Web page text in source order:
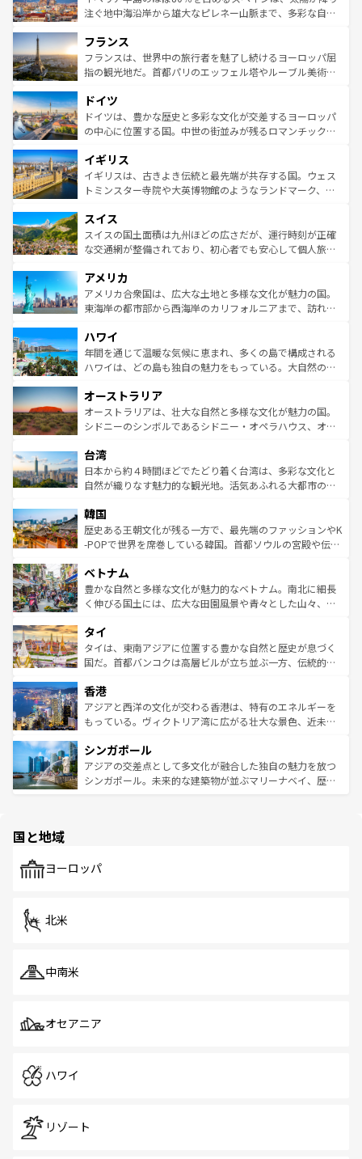
ピザやパスタなど、絶品のイタリア料理を堪能することも
ませてくれるイタリアで、忘れられない旅をしてみよう！
なお、新着のイタリア情報はコンテンツ一覧 を参照してほ
しい。
注ぐ地中海沿岸から雄大なピレネー山脈まで、多彩な自然
文化が根付くこの国では、情熱的なフラメンコ、熱気あふ
れる闘牛、そして美味しいタパスが生活の一部となってい
る。首都マドリードの洗練された雰囲気や、バルセロナの
の城塞都市、穏やかなビーチリゾートまで多彩な表情を見
せる。地方によって風土や気候が異なるスペインはその個
性で訪れる人を魅了する。 なお、新着のスペイン情報はコ
フランス
フランスは、世界中の旅行者を魅了し続けるヨーロッパ屈
指の観光地だ。首都パリのエッフェル塔やルーブル美術館
で、幅広い魅力が詰まっている。華麗な宮殿、歴史的な大
聖堂、美しいビーチ、そして豊かな自然が、訪れる者を心
から魅了する。また、フランスは美食の国としても知ら
いる。シャンパンの発祥地であるランス、プロヴァンスの
香り高いラベンダー畑など、多彩な楽しみ方が可能だ。さ
らに、パリ以外の地域にも魅力が溢れており、どの街角に
れる地方に足を運ぶとそれぞれで全く異なる文化を体験で
きるだろう。 なお、新着のフランス情報はコンテンツ一覧
を参照してほしい。
ドイツ
ドイツは、豊かな歴史と多彩な文化が交差するヨーロッパ
の中心に位置する国。中世の街並みが残るロマンチック街
顔を持つこの国は、どこを歩いても飽きることがない。ベ
ルリンの文化的活気、バイエルン州のアルプスの絶景、そ
してライン川沿いのワイン畑といった風景は必見。ビール
は、お酒好きな人にはぜひ体験してほしい。 なお、新着の
ドイツ情報はコンテンツ一覧を参照してほしい。
イギリス
イギリスは、古きよき伝統と最先端が共存する国。ウェス
トミンスター寺院や大英博物館のようなランドマーク、歴
リアごとに異なる魅力がある。また、優雅なアフタヌーン
ティー、ビール好きにはたまらない英国パブ、サッカー観
戦など、本場だからこそできる体験も豊富。イギリスを旅
ンツ一覧を参照してほしい。
スイス
スイスの国土面積は九州ほどの広さだが、運行時刻が正確
な交通網が整備されており、初心者でも安心して個人旅行
の建物がそのまま残る町や、スイスならではのユニークな
博物館もあり、アルプス観光だけでなく町歩きも満喫する
ことができる。国民の所得が高いため物価も高いが、旅行
ば市内交通費無料で観光を楽しむこともできる。 なお、新
着のスイス情報はコンテンツ一覧 を参照してほしい。
アメリカ
アメリカ合衆国は、広大な土地と多様な文化が魅力の国。
東海岸の都市部から西海岸のカリフォルニアまで、訪れる
のような巨大都市は、観光、ショッピング、エンターテイ
ンメントが詰まった刺激的なスポットだ。一方、アメリカ
西部には大自然が広がり、グランドキャニオンやイエロー
部のニューオーリンズでは、音楽と美食が融合した独特の
文化が魅力。旅行者はアメリカの各地域で異なる魅力を楽
しみながら、その多様性と豊かな歴史を感じることができ
ならではの贅沢な旅のスタイルだ。 なお、新着のアメリカ
情報はコンテンツ一覧を参照してほしい。
ハワイ
年間を通じて温暖な気候に恵まれ、多くの島で構成される
ハワイは、どの島も独自の魅力をもっている。大自然の神
ワイ島は見逃せない。また、定番の観光地といえばオアフ
島だが、静かな自然を求めるならマウイ島やカウアイ島が
おすすめ。エメラルドグリーンに輝く海をはじめ、豊かな
れるおもてなしの心で訪れる人々を迎えてくれるハワイの
人々、おいしいローカルフードやハワイアンミュージッ
ク、伝統的なフラダンスなど、すべてがハワイの魅力を彩
ワイを、存分に味わってほしい。 なお、新着のハワイ情報
はコンテンツ一覧を参照してほしい。
オーストラリア
オーストラリアは、壮大な自然と多様な文化が魅力の国。
シドニーのシンボルであるシドニー・オペラハウス、オー
リアリーフや大陸中央部にそびえるウルル（エアーズロッ
ク）、タスマニアの美しい原生林やケアンズの熱帯雨林な
ど、見どころがたくさん。また、カフェやワイン、オージ
いる。アクティビティも充実しており、サーフィンやダイ
ビング、ハイキングなど、アウトドア好きにはたまらな
い。オーストラリアの多彩な魅力を存分に味わいつくそ
参照してほしい。
台湾
日本から約４時間ほどでたどり着く台湾は、多彩な文化と
自然が織りなす魅力的な観光地。活気あふれる大都市の台
ン）、静ひつな山岳地帯である台湾東部など、都市の喧騒
と山間の静けさが共存しており、訪れる人に新しい発見と
驚きをもたらしてくれる。また、奥深い台湾の食文化も魅
容にもいいと評判のスイーツなど、バラエティ豊かな料理
が味わえる。 なお、新着の台湾情報は コンテンツ一覧を参
照してほしい。
韓国
歴史ある王朝文化が残る一方で、最先端のファッションやK
-POPで世界を席巻している韓国。首都ソウルの宮殿や伝統
き、地方に足を延ばせば四季折々の自然美を楽しむことが
できる。そして、キムチや焼肉、絶品のストリートフード
まで、さまざまな韓国料理が待っている。夜には、韓国な
リティに包まれながら、韓国の多彩な魅力を心ゆくまで味
わってみてほしい。 なお、新着の韓国情報はコンテンツ一
覧を参照してほしい。
ベトナム
豊かな自然と多様な文化が魅力的なベトナム。南北に細長
く伸びる国土には、広大な田園風景や青々とした山々、世
急速な発展と共に伝統が息づく。ハノイの古い町並みやホ
ーチミン市のフランス統治時代の建物も、独特の雰囲気を
醸し出している。また、バラエティの豊かさとおいしさで
とつ。フォーやバインミー、ベトナムコーヒーなどは、ぜ
ひ現地で味わいたい。どの地域を訪れてもあたたかい人々
が旅行者を迎えてくれるので、きっと忘れられない旅にな
参照してほしい。
タイ
タイは、東南アジアに位置する豊かな自然と歴史が息づく
国だ。首都バンコクは高層ビルが立ち並ぶ一方、伝統的な
の活気が交差している。北部ではチェンマイなどの山岳地
帯で自然と触れ合い、南部ではプーケットやクラビの美し
いビーチでリゾート気分を楽しむことができる。タイ料理
激する。気候は一年中温暖で、どの季節にも異なる楽しみ
が待っている。親しみやすいタイの人々、仏教を中心とし
た文化、そして多様な観光資源が、訪れる旅人を魅了し続
香港
アジアと西洋の文化が交わる香港は、特有のエネルギーを
もっている。ヴィクトリア湾に広がる壮大な景色、近未来
み、どこを訪れても感動するはず。観光スポットが密集し
ており、効率よく見どころを回れるのも魅力。息をのむよ
うな絶景から文化的な体験まで、香港を存分に楽しみ尽く
シンガポール
アジアの交差点として多文化が融合した独自の魅力を放つ
シンガポール。未来的な建築物が並ぶマリーナベイ、歴史
で、ホーカーズは地元の風情を楽しめる外せないスポット
国と地域
ヨーロッパ
北米
中南米
オセアニア
ハワイ
リゾート